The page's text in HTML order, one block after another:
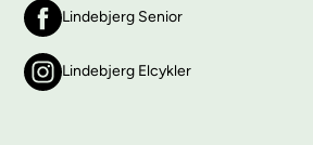
Lindebjerg Senior
Lindebjerg Elcykler